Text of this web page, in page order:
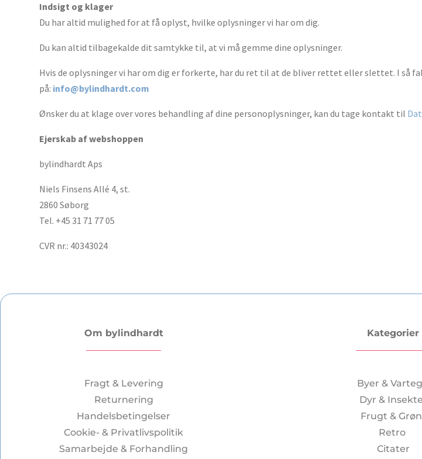
Indsigt og klager
Du har altid mulighed for at få oplyst, hvilke oplysninger vi har om dig.
Du kan altid tilbagekalde dit samtykke til, at vi må gemme dine oplysninger.
Hvis de oplysninger vi har om dig er forkerte, har du ret til at de bliver rettet eller slettet. I så
på: info@bylindhardt.com
Ønsker du at klage over vores behandling af dine personoplysninger, kan du tage kontakt til
Ejerskab af webshoppen
bylindhardt Aps
Niels Finsens Allé 4, st.
2860 Søborg
Tel. +45 31 71 77 05
CVR nr.: 40343024
Om bylindhardt
Fragt & Levering
Returnering
Handelsbetingelser
Cookie- & Privatlivspolitik
Samarbejde & Forhandling
Kategorier
Byer &
Dyr &
Frugt &
Retro
Citater